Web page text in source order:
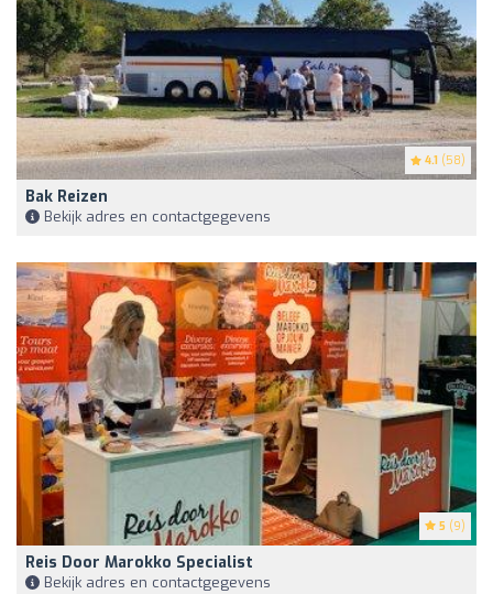
4.1 (58)
Bak Reizen
Bekijk adres en contactgegevens
5 (9)
Reis Door Marokko Specialist
Bekijk adres en contactgegevens